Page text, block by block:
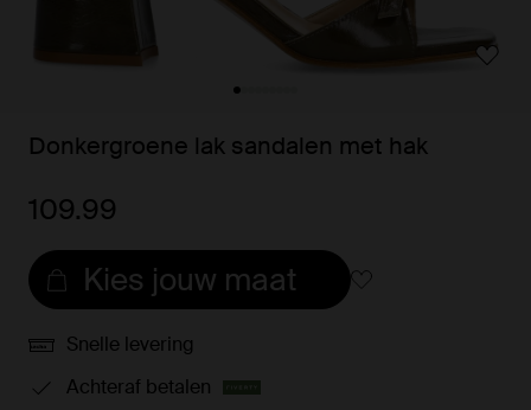
Donkergroene lak sandalen met hak
109.99
Kies jouw maat
Snelle levering
Achteraf betalen